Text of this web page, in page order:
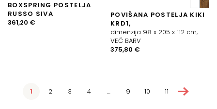
BOXSPRING POSTELJA
RUSSO SIVA
361,20 €
POVIŠANA POSTELJA KIKI
KRD1,
dimenzija 98 x 205 x 112 cm,
VEČ BARV
375,80 €
1 2 3 4 … 9 10 11→